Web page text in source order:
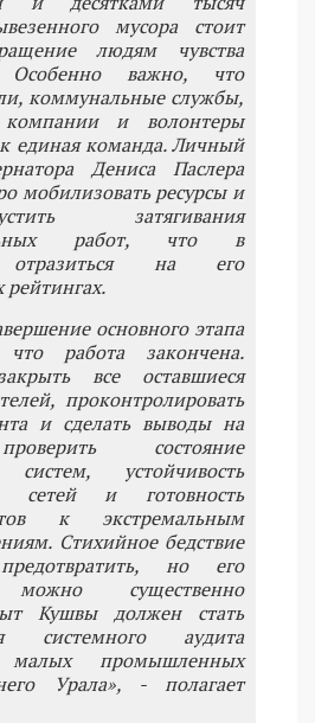
мусора стоит
людям чувства
Особенно важно, что
коммунальные службы,
компании и волонтеры
единая команда. Личный
Дениса Паслера
мобилизовать ресурсы и
затягивания
работ, что в
отразиться на его
основного этапа
работа закончена.
все оставшиеся
проконтролировать
и сделать выводы на
состояние
систем, устойчивость
сетей и готовность
к экстремальным
Стихийное бедствие
но его
можно существенно
Кушвы должен стать
системного аудита
малых промышленных
Урала», - полагает